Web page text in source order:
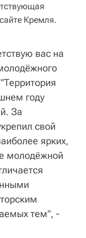
Кремля.
вас на
году
За
свой
ярких,
молодёжной
тем", -